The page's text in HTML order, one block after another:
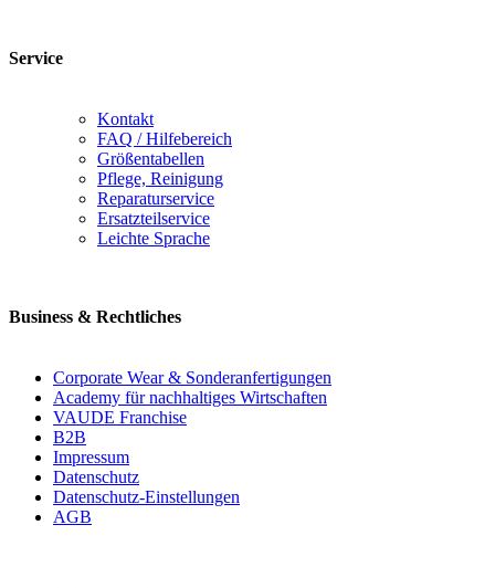
Service
Kontakt
FAQ / Hilfebereich
Größentabellen
Pflege, Reinigung
Reparaturservice
Ersatzteilservice
Leichte Sprache
Business & Rechtliches
Corporate Wear & Sonderanfertigungen
Academy für nachhaltiges Wirtschaften
VAUDE Franchise
B2B
Impressum
Datenschutz
Datenschutz-Einstellungen
AGB